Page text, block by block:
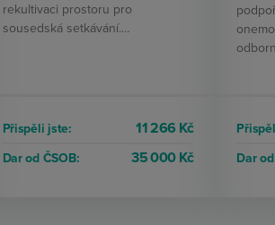
rekultivaci prostoru pro
sousedská setkávání.…
Přispěli jste: 11 266 Kč
Dar od ČSOB: 35 000 Kč Dar